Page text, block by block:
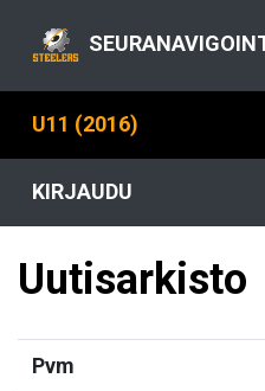
U11 (2016)
KIRJAUDU
Uutisarkisto
Pvm